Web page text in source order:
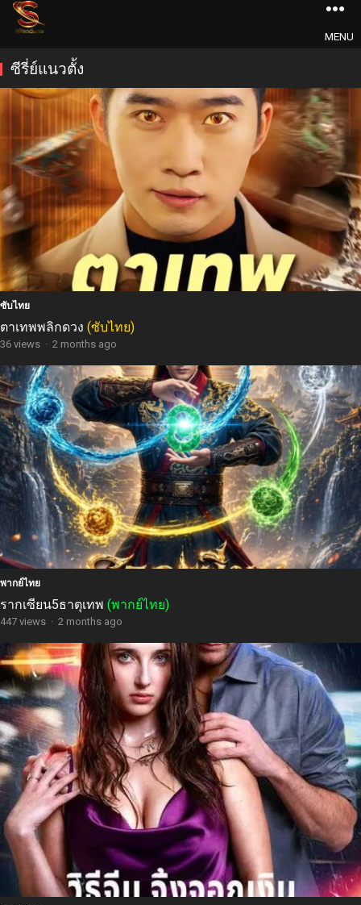
MENU
ซีรี่ย์แนวตั้ง
ซับไทย
ตาเทพพลิกดวง (ซับไทย)
36 views · 2 months ago
พากย์ไทย
รากเซียน5ธาตุเทพ (พากย์ไทย)
447 views · 2 months ago